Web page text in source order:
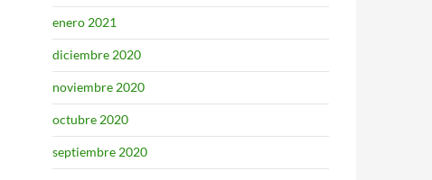
enero 2021
diciembre 2020
noviembre 2020
octubre 2020
septiembre 2020